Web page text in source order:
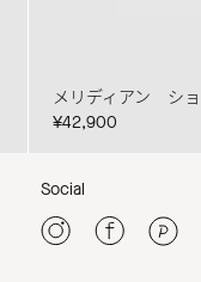
メリディアン シ
¥42,900
Social